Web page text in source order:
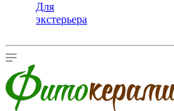
Для
экстерьера